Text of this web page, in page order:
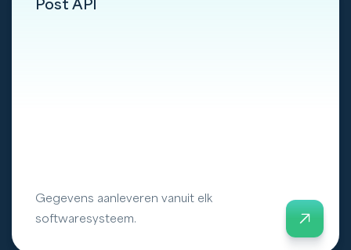
Post API
Gegevens aanleveren vanuit elk
softwaresysteem.